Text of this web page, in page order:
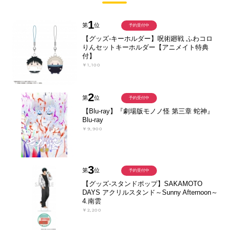
第1位
【グッズ-キーホルダー】呪術廻戦 ふわコロ
りんセットキーホルダー【アニメイト特典
付】
￥1,100
予約受付中
第2位
【Blu-ray】『劇場版モノノ怪 第三章 蛇神』
Blu-ray
￥9,900
予約受付中
第3位
【グッズ-スタンドポップ】SAKAMOTO
DAYS アクリルスタンド～Sunny Afternoon～
4.南雲
￥2,200
予約受付中